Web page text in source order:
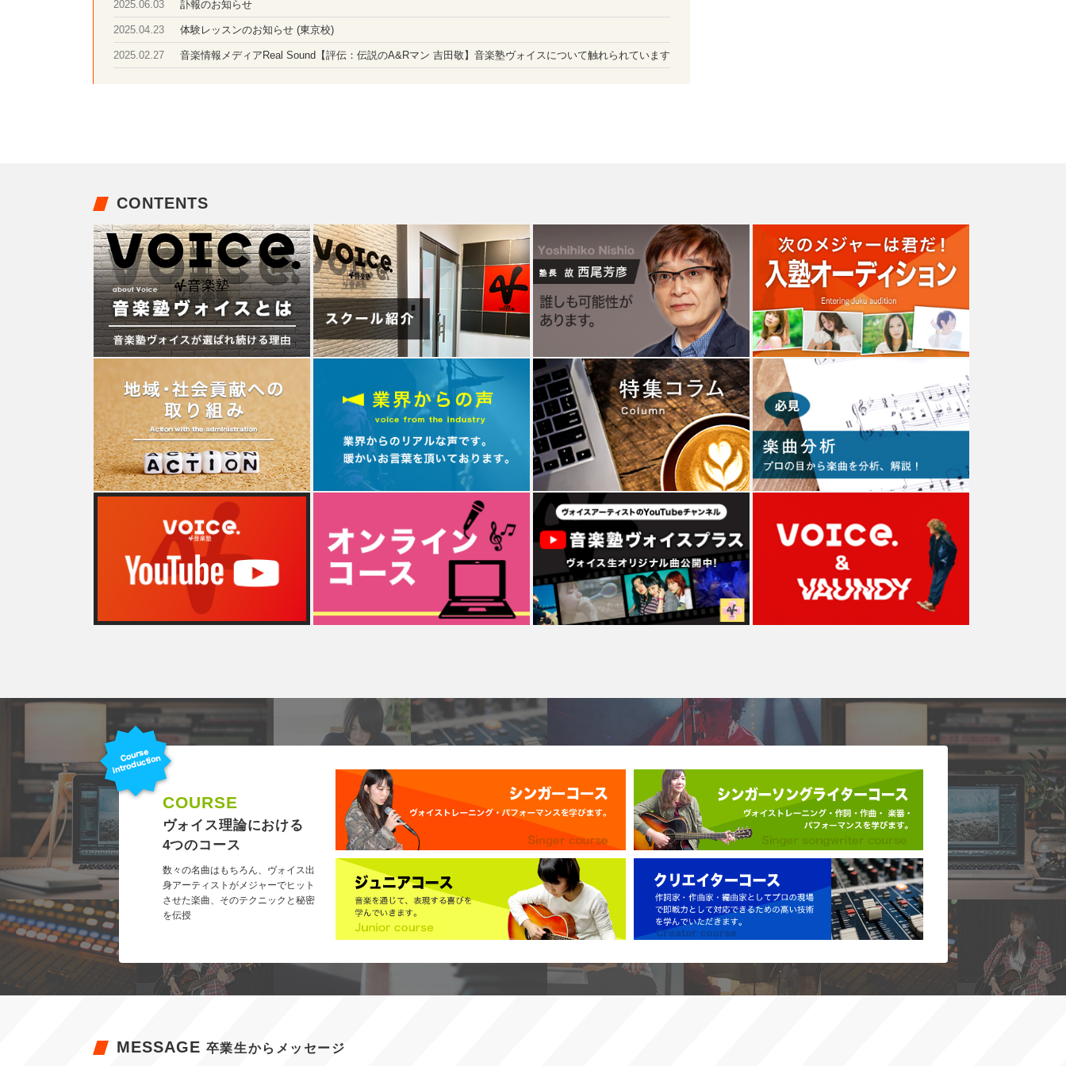
2025.06.03 訃報のお知らせ
2025.04.23 体験レッスンのお知らせ (東京校)
2025.02.27 音楽情報メディアReal Sound【評伝：伝説のA&Rマン 吉田敬】音楽塾ヴォイスについて触れられています
CONTENTS
COURSE
ヴォイス理論における
4つのコース
数々の名曲はもちろん、ヴォイス出
身アーティストがメジャーでヒット
させた楽曲、そのテクニックと秘密
を伝授
MESSAGE 卒業生からメッセージ